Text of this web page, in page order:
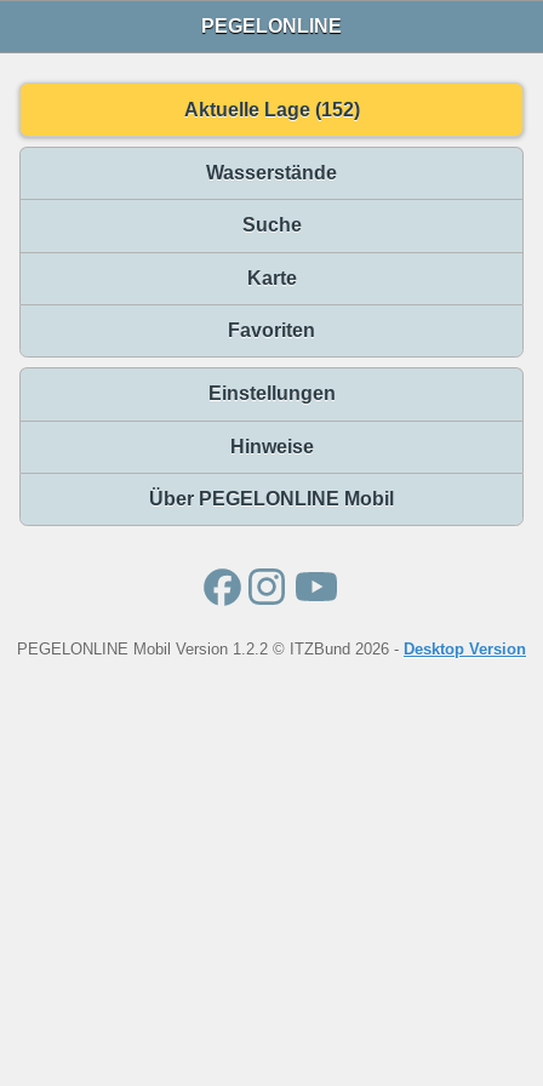
PEGELONLINE
Aktuelle Lage (152)
Wasserstände
Suche
Karte
Favoriten
Einstellungen
Hinweise
Über PEGELONLINE Mobil
PEGELONLINE Mobil Version 1.2.2 © ITZBund 2026 - Desktop Version